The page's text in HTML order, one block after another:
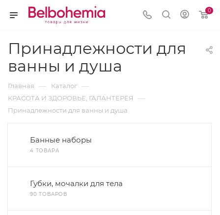
0
Принадлежности для
ванны и душа
Главная — Каталог —
КРАСОТА И ЗДОРОВЬЕ, ГАЛАНТЕРЕЯ —
Принадлежности для ванны и душа
Банные наборы
4 ТОВАРА
Губки, мочалки для тела
90 ТОВАРОВ